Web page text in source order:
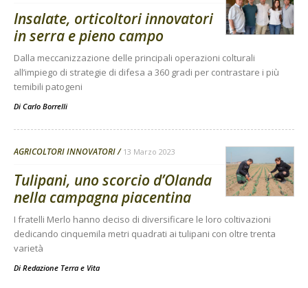
Insalate, orticoltori innovatori
in serra e pieno campo
Dalla meccanizzazione delle principali operazioni colturali
all’impiego di strategie di difesa a 360 gradi per contrastare i più
temibili patogeni
Di Carlo Borrelli
AGRICOLTORI INNOVATORI 13 Marzo 2023
Tulipani, uno scorcio d’Olanda
nella campagna piacentina
I fratelli Merlo hanno deciso di diversificare le loro coltivazioni
dedicando cinquemila metri quadrati ai tulipani con oltre trenta
varietà
Di Redazione Terra e Vita